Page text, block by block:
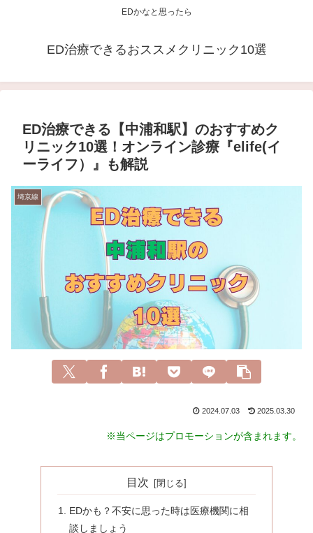
EDかなと思ったら
ED治療できるおススメクリニック10選
ED治療できる【中浦和駅】のおすすめク
リニック10選！オンライン診療『elife(イ
ーライフ）』も解説
埼京線
2024.07.03 2025.03.30
※当ページはプロモーションが含まれます。
目次
EDかも？不安に思った時は医療機関に相
談しましょう